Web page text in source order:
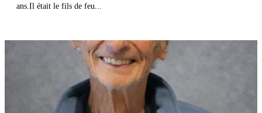
ans.Il était le fils de feu...